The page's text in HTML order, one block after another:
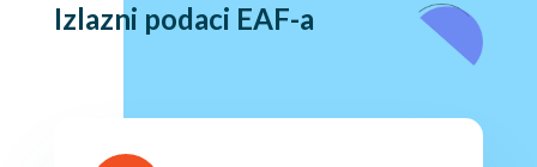
Izlazni podaci EAF-a